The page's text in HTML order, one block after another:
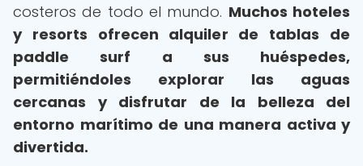
costeros de todo el mundo. Muchos hoteles
y resorts ofrecen alquiler de tablas de
paddle surf a sus huéspedes,
permitiéndoles explorar las aguas
cercanas y disfrutar de la belleza del
entorno marítimo de una manera activa y
divertida.